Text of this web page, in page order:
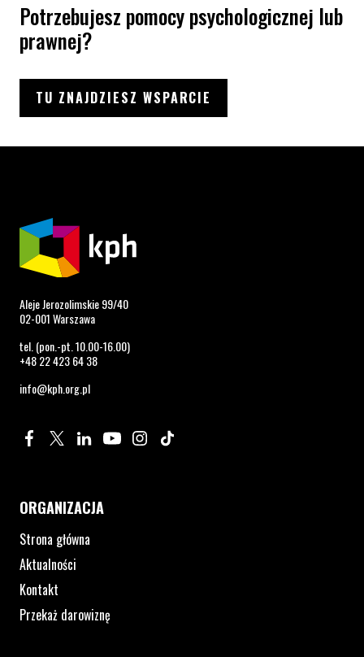
Potrzebujesz pomocy psychologicznej lub
prawnej?
TU ZNAJDZIESZ WSPARCIE
Aleje Jerozolimskie 99/40
02-001 Warszawa
tel. (pon.-pt. 10.00-16.00)
+48 22 423 64 38
info@kph.org.pl
Profil na Facebook. Strona otwiera się w nowym oknie.
Profil na Twitter. Strona otwiera się w nowym oknie.
Profil na LinkedIn. Strona otwiera się w nowym oknie.
Profil na YouTube. Strona otwiera się w nowym
Profil na Instagram. Strona otwiera się
ORGANIZACJA
Strona główna
Aktualności
Kontakt
Przekaż darowiznę